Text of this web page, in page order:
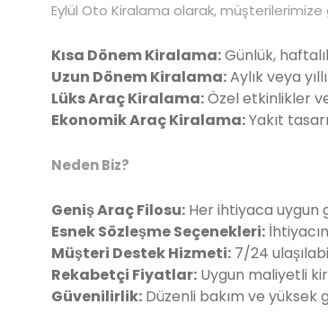
Eylül Oto Kiralama olarak,
Kısa Dönem Kiralama:Günlük,
Uzun Dönem Kiralama:Aylık veya
Lüks Araç Kiralama:Özel etkinlikler
Ekonomik Araç Kiralama:Yakıt
Neden Biz?
Geniş Araç Filosu: Her ihtiyaca uygun
Esnek Sözleşme Seçenekleri:
Müşteri Destek Hizmeti: 7/24
Rekabetçi Fiyatlar: Uygun maliyetli
Güvenilirlik: Düzenli bakım ve